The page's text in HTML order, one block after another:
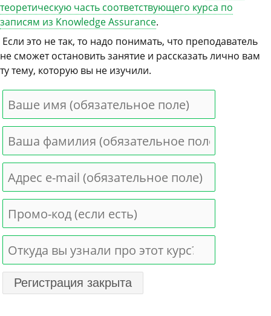
теоретическую часть соответствующего курса по
записям из Knowledge Assurance.
Если это не так, то надо понимать, что преподаватель
не сможет остановить занятие и рассказать лично вам
ту тему, которую вы не изучили.